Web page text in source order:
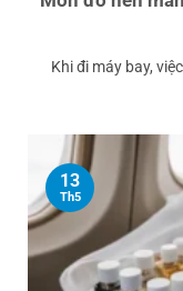
Khi đi máy bay,
13
Th5